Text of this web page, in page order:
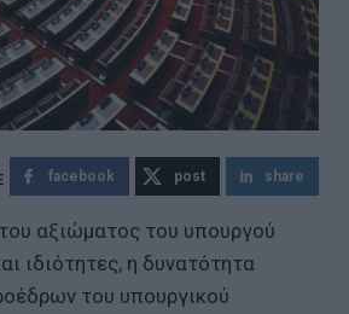
facebook post share
αξιώματος του υπουργού
ιδιότητες, η δυνατότητα
του υπουργικού